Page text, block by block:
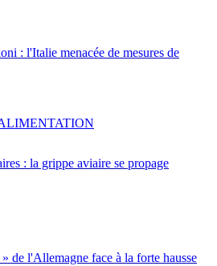
: l'Italie menacée de mesures de
: la grippe aviaire se propage
de l'Allemagne face à la forte hausse